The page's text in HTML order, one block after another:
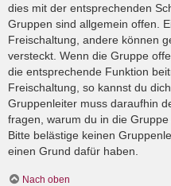
dies mit der entsprechenden
Gruppen sind allgemein offen.
Freischaltung, andere können
versteckt. Wenn die Gruppe
die entsprechende Funktion
Freischaltung, so kannst du
Gruppenleiter muss daraufhin
fragen, warum du in die
Bitte belästige keinen
einen Grund dafür haben.
Nach oben